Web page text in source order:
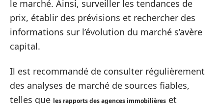
le marché. Ainsi, surveiller les tendances de
prix, établir des prévisions et rechercher des
informations sur l’évolution du marché s’avère
capital.
Il est recommandé de consulter régulièrement
des analyses de marché de sources fiables,
telles que les rapports des agences immobilières et